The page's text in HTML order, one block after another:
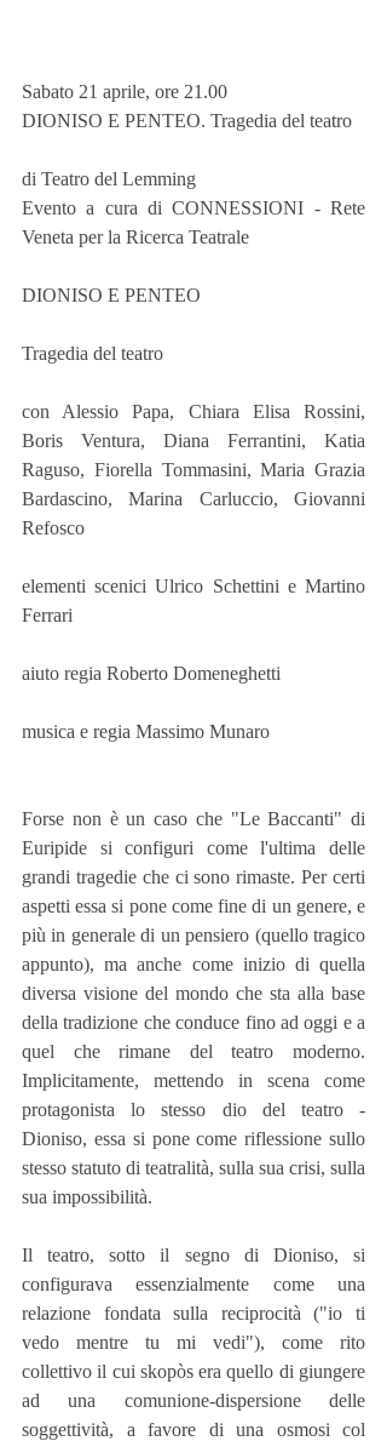
Sabato 21 aprile, ore 21.00
DIONISO E PENTEO. Tragedia del teatro
di Teatro del Lemming
Evento a cura di CONNESSIONI - Rete
Veneta per la Ricerca Teatrale
DIONISO E PENTEO
Tragedia del teatro
con Alessio Papa, Chiara Elisa Rossini,
Boris Ventura, Diana Ferrantini, Katia
Raguso, Fiorella Tommasini, Maria Grazia
Bardascino, Marina Carluccio, Giovanni
Refosco
elementi scenici Ulrico Schettini e Martino
Ferrari
aiuto regia Roberto Domeneghetti
musica e regia Massimo Munaro
Forse non è un caso che "Le Baccanti" di
Euripide si configuri come l'ultima delle
grandi tragedie che ci sono rimaste. Per certi
aspetti essa si pone come fine di un genere, e
più in generale di un pensiero (quello tragico
appunto), ma anche come inizio di quella
diversa visione del mondo che sta alla base
della tradizione che conduce fino ad oggi e a
quel che rimane del teatro moderno.
Implicitamente, mettendo in scena come
protagonista lo stesso dio del teatro -
Dioniso, essa si pone come riflessione sullo
stesso statuto di teatralità, sulla sua crisi, sulla
sua impossibilità.
Il teatro, sotto il segno di Dioniso, si
configurava essenzialmente come una
relazione fondata sulla reciprocità ("io ti
vedo mentre tu mi vedi"), come rito
collettivo il cui skopòs era quello di giungere
ad una comunione-dispersione delle
soggettività, a favore di una osmosi col